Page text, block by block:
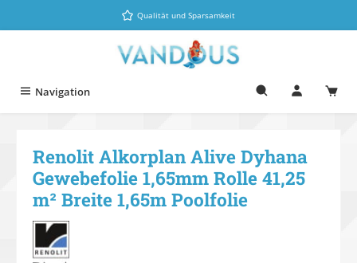
Zum Hauptinhalt springenQualität und Sparsamkeit
Navigation
Renolit Alkorplan Alive Dyhana
Gewebefolie 1,65mm Rolle 41,25
m² Breite 1,65m Poolfolie